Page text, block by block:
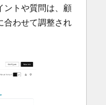
ントや質問は、顧
合わせて調整され